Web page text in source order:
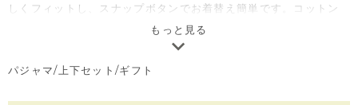
しくフィットし、スナップボタンでお着替え簡単です。コットン
素材の商品は、着心地・肌へのやさしさ・快適性に優れた、毎日
着たくなる安心素材です。お子さまのルームウェアとしてはもち
同柄で、ベスト(M254JJN01P)やカバーオール
もっと見る
パジャマ/上下セット/ギフト